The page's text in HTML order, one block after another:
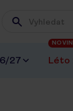
Wpisz frazę,
27 Léto